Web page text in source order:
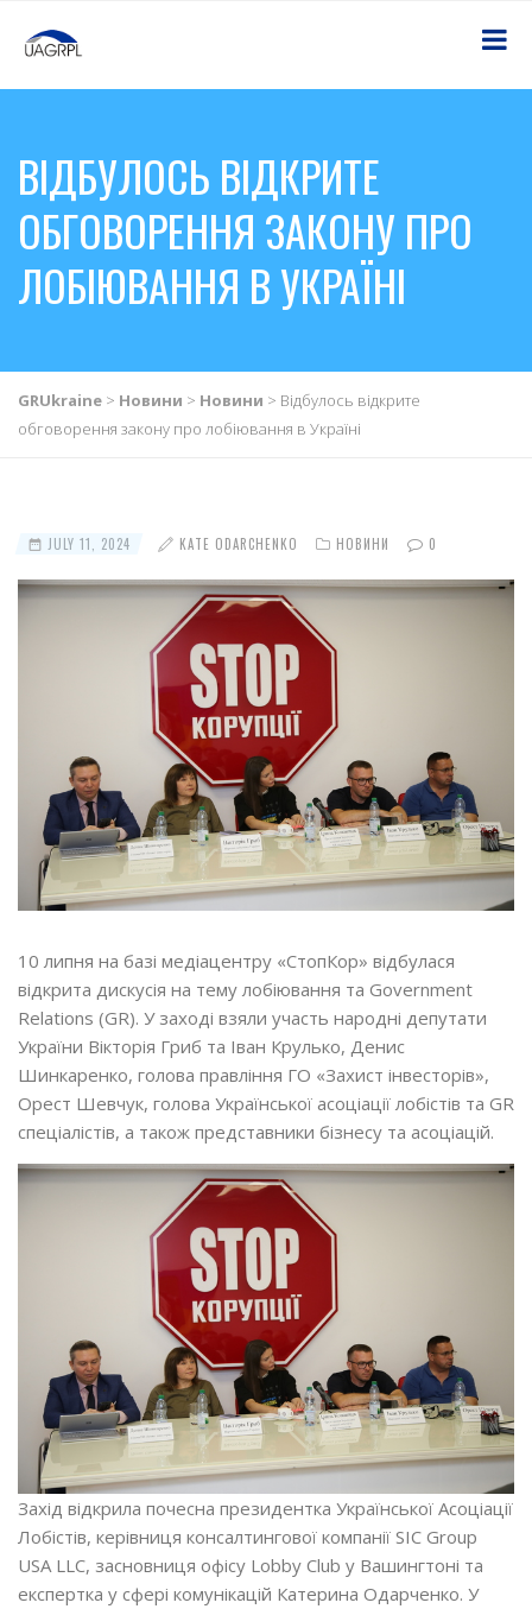
ВІДБУЛОСЬ ВІДКРИТЕ
ОБГОВОРЕННЯ ЗАКОНУ ПРО
ЛОБІЮВАННЯ В УКРАЇНІ
GRUkraine > Новини > Новини > Відбулось відкрите
обговорення закону про лобіювання в Україні
JULY 11, 2024 KATE ODARCHENKO НОВИНИ 0
10 липня на базі медіацентру «СтопКор» відбулася
відкрита дискусія на тему лобіювання та Government
Relations (GR). У заході взяли участь народні депутати
України Вікторія Гриб та Іван Крулько, Денис
Шинкаренко, голова правління ГО «Захист інвесторів»,
Орест Шевчук, голова Української асоціації лобістів та GR
спеціалістів, а також представники бізнесу та асоціацій.
Захід відкрила почесна президентка Української Асоціації
Лобістів, керівниця консалтингової компанії SIC Group
USA LLC, засновниця офісу Lobby Club у Вашингтоні та
експертка у сфері комунікацій Катерина Одарченко. У